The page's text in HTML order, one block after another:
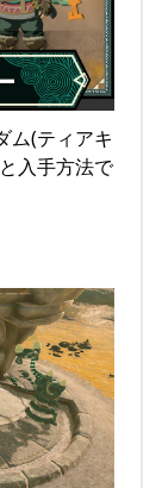
ム(ティアキ
入手方法で